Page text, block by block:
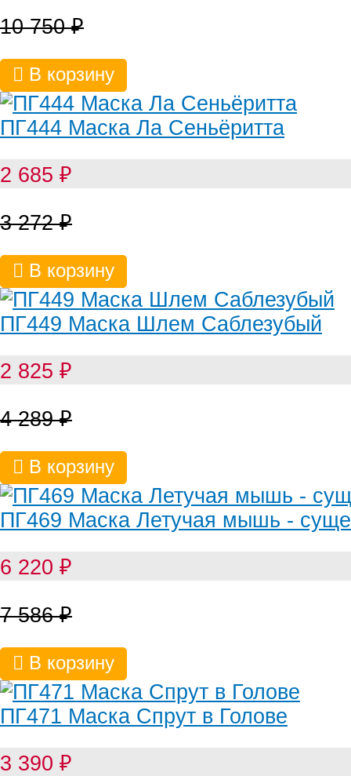
10 750₽
В корзину
ПГ444 Маска Ла Сеньёритта
2 685 ₽
3 272₽
В корзину
ПГ449 Маска Шлем Саблезубый
2 825 ₽
4 289₽
В корзину
ПГ469 Маска Летучая мышь -
6 220 ₽
7 586₽
В корзину
ПГ471 Маска Спрут в Голове
3 390 ₽